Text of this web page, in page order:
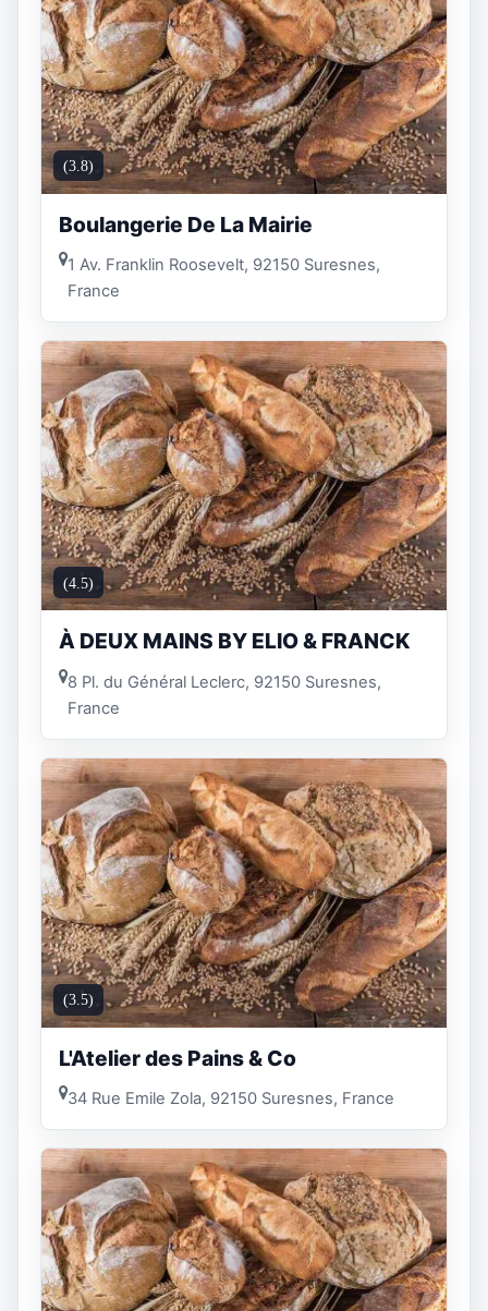
(3.8)
Boulangerie De La Mairie
1 Av. Franklin Roosevelt, 92150 Suresnes,
France
(4.5)
À DEUX MAINS BY ELIO & FRANCK
8 Pl. du Général Leclerc, 92150 Suresnes,
France
(3.5)
L'Atelier des Pains & Co
34 Rue Emile Zola, 92150 Suresnes, France